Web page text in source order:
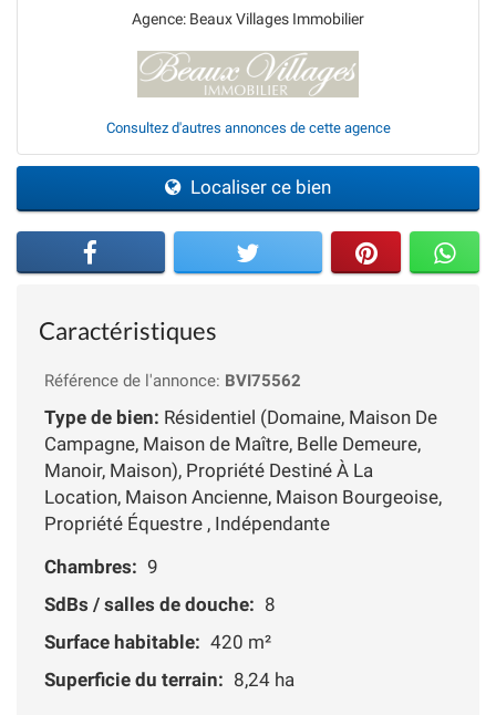
Agence: Beaux Villages Immobilier
Consultez d'autres annonces de cette agence
Localiser ce bien
Caractéristiques
Référence de l'annonce: BVI75562
Type de bien: Résidentiel (Domaine, Maison De
Campagne, Maison de Maître, Belle Demeure,
Manoir, Maison), Propriété Destiné À La
Location, Maison Ancienne, Maison Bourgeoise,
Propriété Équestre , Indépendante
Chambres: 9
SdBs / salles de douche: 8
Surface habitable: 420 m²
Superficie du terrain: 8,24 ha